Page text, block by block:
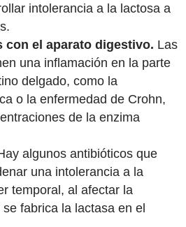
intolerancia a la lactosa a
con el aparato digestivo. Las
una inflamación en la parte
delgado, como la
o la enfermedad de Crohn,
de la enzima
algunos antibióticos que
una intolerancia a la
temporal, al afectar la
fabrica la lactasa en el